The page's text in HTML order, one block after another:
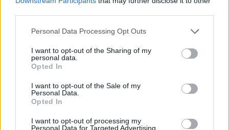
Please note that this website/app uses one or more Google
not limited to your visit or usage behaviour. You may click to
grant or deny consent to Google and its third-party tags to
use your data for below specified purposes in below Google
consent section.
Personal Data Processing Opt Outs
I want to opt-out of the Sharing of my
personal data.
Opted In
I want to opt-out of the Sale of my
Personal Data.
Opted In
I want to opt-out of processing my
Personal Data for Targeted Advertising.
Jegyár a helyszínen: 5000 Ft
A szemináriumra jegyek kaphatók a
bűvészboltban, vásárolhatóak átutalással és
paypalon keresztül is. Részletek a tovább után.
________________